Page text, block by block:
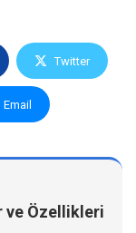
Twitter
Email
ve Özellikleri